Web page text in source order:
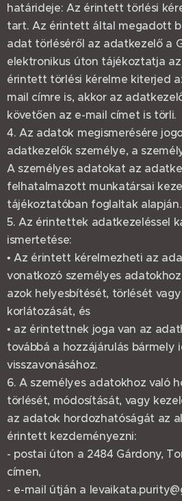
határideje: Az érintett törlési
tart. Az érintett által megadott
adat törléséről az adatkezelő a
elektronikus úton tájékoztatja
érintett törlési kérelme kiterjed
mail címre is, akkor az
követően az e-mail címet is törli.
4. Az adatok megismerésére
adatkezelők személye, a
A személyes adatokat az
felhatalmazott munkatársai
tájékoztatóban foglaltak alapján.
5. Az érintettek adatkezeléssel
ismertetése:
• Az érintett kérelmezheti az
vonatkozó személyes
azok helyesbítését, törlését
korlátozását, és
• az érintettnek joga van az
továbbá a hozzájárulás
visszavonásához.
6. A személyes adatokhoz való
törlését, módosítását, vagy
az adatok hordozhatóságát az
érintett kezdeményezni:
- postai úton a 2484 Gárdony,
címen,
- e-mail útján a